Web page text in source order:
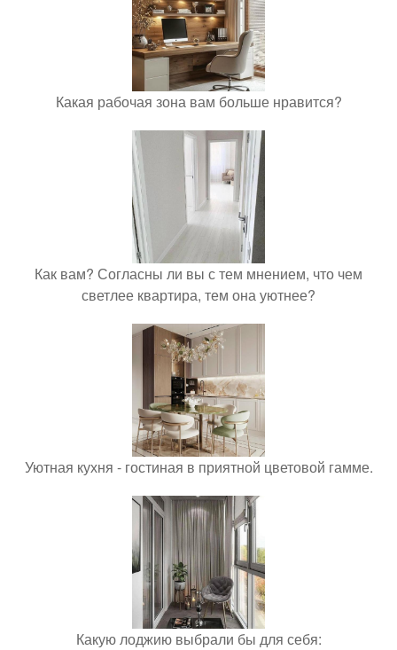
Какая рабочая зона вам больше нравится?
Как вам? Согласны ли вы с тем мнением, что чем
светлее квартира, тем она уютнее?
Уютная кухня - гостиная в приятной цветовой гамме.
Какую лоджию выбрали бы для себя: